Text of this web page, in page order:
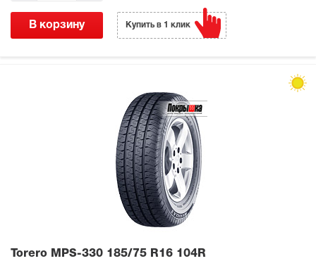
В корзину Купить в 1 клик
Torero MPS-330 185/75 R16 104R